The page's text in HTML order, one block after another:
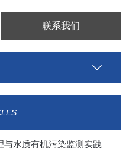
联系我们
水质有机污染监测实践